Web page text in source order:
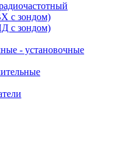
с зондом)
с зондом)
- установочные